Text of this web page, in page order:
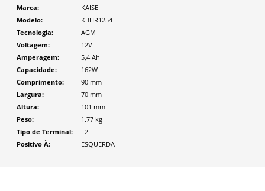
Marca
KAISE
Modelo
KBHR1254
Tecnologia
AGM
Voltagem
12V
Amperagem
5,4 Ah
Capacidade
162W
Comprimento
90 mm
Largura
70 mm
Altura
101 mm
Peso
1.77 kg
Tipo de Terminal
F2
Positivo À
ESQUERDA